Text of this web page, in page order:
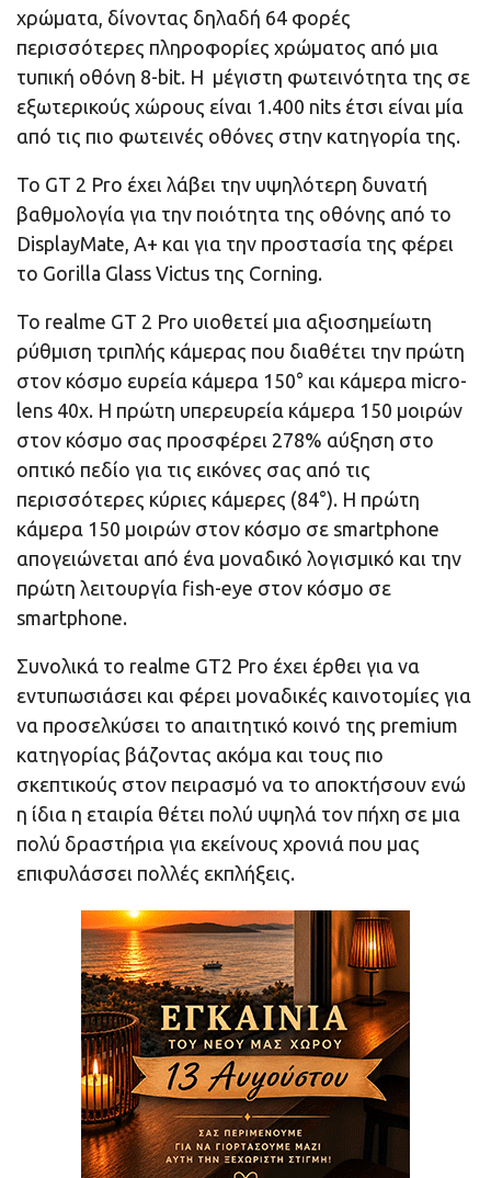
χρώματα, δίνοντας δηλαδή 64 φορές
περισσότερες πληροφορίες χρώματος από μια
τυπική οθόνη 8-bit. Η μέγιστη φωτεινότητα της σε
εξωτερικούς χώρους είναι 1.400 nits έτσι είναι μία
από τις πιο φωτεινές οθόνες στην κατηγορία της.
Το GT 2 Pro έχει λάβει την υψηλότερη δυνατή
βαθμολογία για την ποιότητα της οθόνης από το
DisplayMate, A+ και για την προστασία της φέρει
το Gorilla Glass Victus της Corning.
Το realme GT 2 Pro υιοθετεί μια αξιοσημείωτη
ρύθμιση τριπλής κάμερας που διαθέτει την πρώτη
στον κόσμο ευρεία κάμερα 150° και κάμερα micro-
lens 40x. Η πρώτη υπερευρεία κάμερα 150 μοιρών
στον κόσμο σας προσφέρει 278% αύξηση στο
οπτικό πεδίο για τις εικόνες σας από τις
περισσότερες κύριες κάμερες (84°). Η πρώτη
κάμερα 150 μοιρών στον κόσμο σε smartphone
απογειώνεται από ένα μοναδικό λογισμικό και την
πρώτη λειτουργία fish-eye στον κόσμο σε
smartphone.
Συνολικά το realme GT2 Pro έχει έρθει για να
εντυπωσιάσει και φέρει μοναδικές καινοτομίες για
να προσελκύσει το απαιτητικό κοινό της premium
κατηγορίας βάζοντας ακόμα και τους πιο
σκεπτικούς στον πειρασμό να το αποκτήσουν ενώ
η ίδια η εταιρία θέτει πολύ υψηλά τον πήχη σε μια
πολύ δραστήρια για εκείνους χρονιά που μας
επιφυλάσσει πολλές εκπλήξεις.